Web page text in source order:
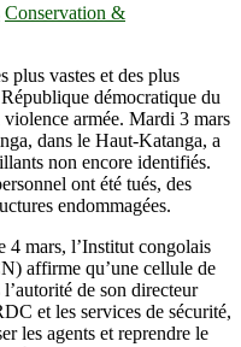
Conservation &
plus vastes et des plus
démocratique du
armée. Mardi 3 mars
dans le Haut-Katanga, a
non encore identifiés.
ont été tués, des
endommagées.
mars, l’Institut congolais
affirme qu’une cellule de
de son directeur
et les services de sécurité,
les agents et reprendre le